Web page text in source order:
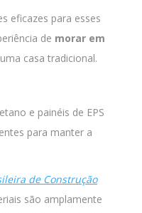
eficazes para esses
de morar em
casa tradicional.
e painéis de EPS
para manter a
de Construção
são amplamente